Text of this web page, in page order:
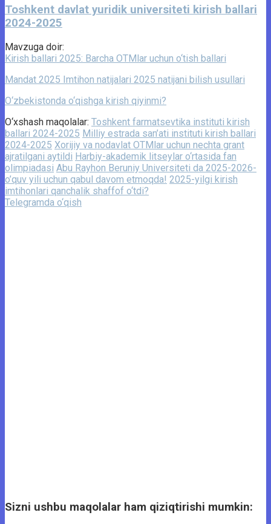
Toshkent davlat yuridik universiteti kirish ballari
2024-2025
Mavzuga doir:
Kirish ballari 2025: Barcha OTMlar uchun o‘tish ballari
Mandat 2025 Imtihon natijalari 2025 natijani bilish usullari
O‘zbekistonda o‘qishga kirish qiyinmi?
O‘xshash maqolalar: Toshkent farmatsevtika instituti kirish
ballari 2024-2025 Milliy estrada san’ati instituti kirish ballari
2024-2025 Xorijiy va nodavlat OTMlar uchun nechta grant
ajratilgani aytildi Harbiy-akademik litseylar o‘rtasida fan
olimpiadasi Abu Rayhon Beruniy Universiteti da 2025-2026-
o’quv yili uchun qabul davom etmoqda! 2025-yilgi kirish
imtihonlari qanchalik shaffof o‘tdi?
Telegramda o‘qish
Sizni ushbu maqolalar ham qiziqtirishi mumkin: